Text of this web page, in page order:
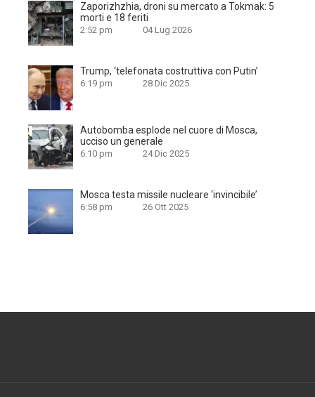
Zaporizhzhia, droni su mercato a Tokmak: 5
morti e 18 feriti
2:52 pm 04 Lug 2026
Trump, ‘telefonata costruttiva con Putin’
6:19 pm 28 Dic 2025
Autobomba esplode nel cuore di Mosca,
ucciso un generale
6:10 pm 24 Dic 2025
Mosca testa missile nucleare ‘invincibile’
6:58 pm 26 Ott 2025